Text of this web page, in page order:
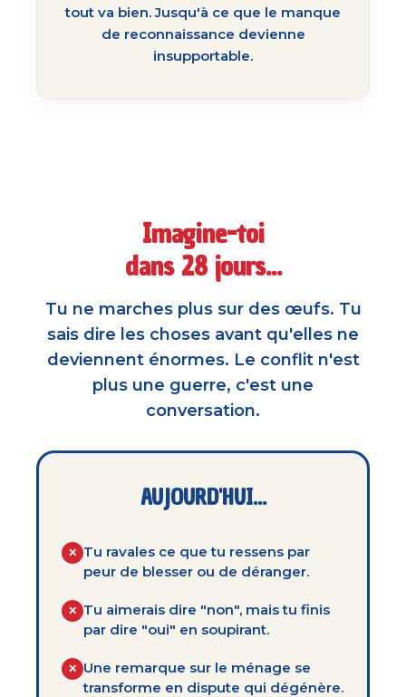
tout va bien. Jusqu'à ce que le manque
de reconnaissance devienne
insupportable.
Imagine-toi
dans 28 jours...
Tu ne marches plus sur des œufs. Tu
sais dire les choses avant qu'elles ne
deviennent énormes. Le conflit n'est
plus une guerre, c'est une
conversation.
AUJOURD'HUI...
✕ Tu ravales ce que tu ressens par
peur de blesser ou de déranger.
✕ Tu aimerais dire "non", mais tu finis
par dire "oui" en soupirant.
✕ Une remarque sur le ménage se
transforme en dispute qui dégénère.